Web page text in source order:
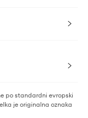
po standardni evropski
je originalna oznaka